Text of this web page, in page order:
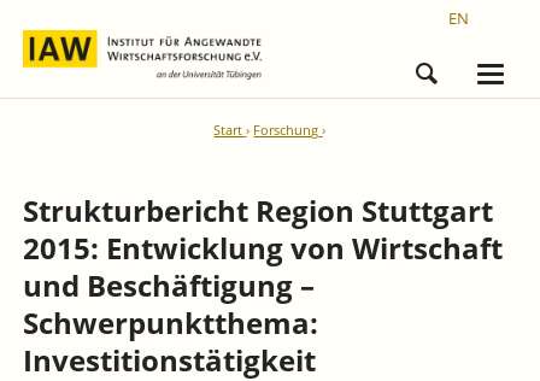
EN
Start Forschung
Strukturbericht Region Stuttgart
2015: Entwicklung von Wirtschaft
und Beschäftigung –
Schwerpunktthema:
Investitionstätigkeit